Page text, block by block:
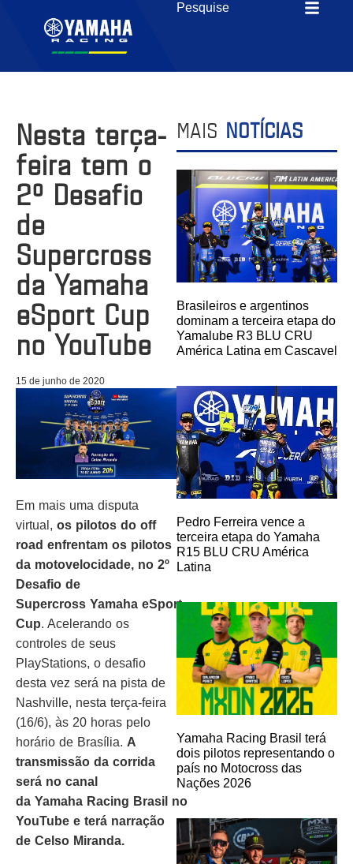
Nesta terça-
feira tem o
2º Desafio
de
Supercross
da Yamaha
eSport Cup
no YouTube
15 de junho de 2020
Em mais uma disputa
virtual, os pilotos do off
road enfrentam os pilotos
da motovelocidade, no 2º
Desafio de
Supercross Yamaha eSport
Cup. Acelerando os
controles de seus
PlayStations, o desafio
desta vez será na pista de
Nashville, nesta terça-feira
(16/6), às 20 horas pelo
horário de Brasília. A
transmissão da corrida
será no canal
da Yamaha Racing Brasil no
YouTube e terá narração
de Celso Miranda.
MAIS NOTÍCIAS
Brasileiros e argentinos
dominam a terceira etapa do
Yamalube R3 BLU CRU
América Latina em Cascavel
Pedro Ferreira vence a
terceira etapa do Yamaha
R15 BLU CRU América
Latina
Yamaha Racing Brasil terá
dois pilotos representando o
país no Motocross das
Nações 2026